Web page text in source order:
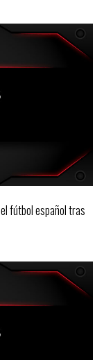
fútbol español tras